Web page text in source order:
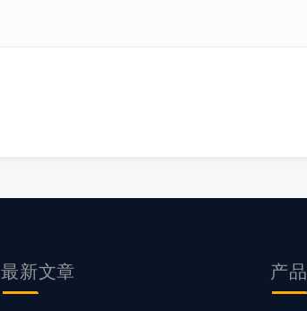
最新文章 产品